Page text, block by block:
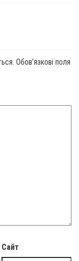
Обов’язкові поля
Сайт